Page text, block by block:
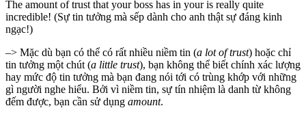
The amount of trust that your boss has in your is really quite
incredible! (Sự tin tưởng mà sếp dành cho anh thật sự đáng kinh
ngạc!)
–> Mặc dù bạn có thể có rất nhiều niềm tin (a lot of trust) hoặc chỉ
tin tưởng một chút (a little trust), bạn không thể biết chính xác lượng
hay mức độ tin tưởng mà bạn đang nói tới có trùng khớp với những
gì người nghe hiểu. Bởi vì niềm tin, sự tín nhiệm là danh từ không
đếm được, bạn cần sử dụng amount.